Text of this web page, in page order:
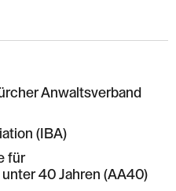
Anwaltsverband
(IBA)
für
40 Jahren (AA40)